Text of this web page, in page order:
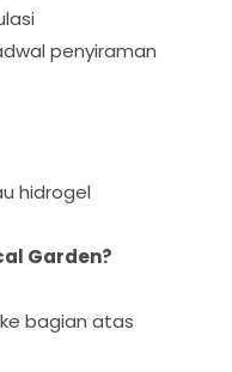
penyiraman
hidrogel
Garden?
bagian atas